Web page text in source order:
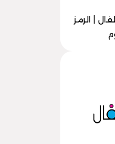
| الرمز